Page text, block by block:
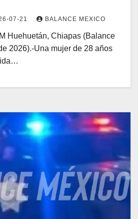
07-21 BALANCE MEXICO
Huehuetán, Chiapas (Balance
2026).-Una mujer de 28 años